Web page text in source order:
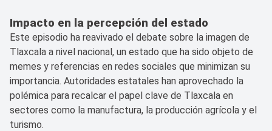
Impacto en la percepción del estado
Este episodio ha reavivado el debate sobre la imagen de
Tlaxcala a nivel nacional, un estado que ha sido objeto de
memes y referencias en redes sociales que minimizan su
importancia. Autoridades estatales han aprovechado la
polémica para recalcar el papel clave de Tlaxcala en
sectores como la manufactura, la producción agrícola y el
turismo.